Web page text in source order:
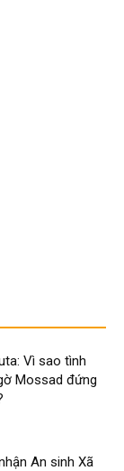
Vì sao tình
Mossad đứng
An sinh Xã